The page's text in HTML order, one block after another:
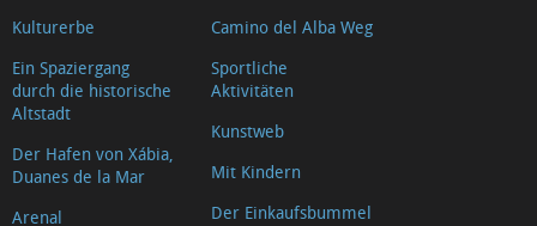
Kulturerbe
Ein Spaziergang
durch die historische
Altstadt
Der Hafen von Xábia,
Duanes de la Mar
Arenal
Camino del Alba Weg
Sportliche
Aktivitäten
Kunstweb
Mit Kindern
Der Einkaufsbummel